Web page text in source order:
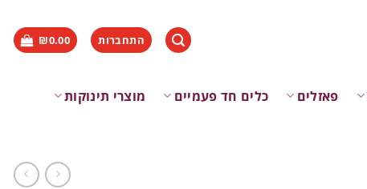
התחברות ₪0.00
פאזלים כלים חד פעמיים
מוצרי תינוקות